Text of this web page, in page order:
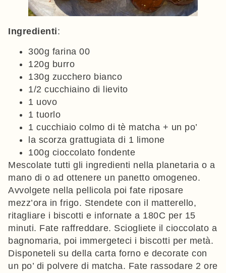
Ingredienti:
300g farina 00
120g burro
130g zucchero bianco
1/2 cucchiaino di lievito
1 uovo
1 tuorlo
1 cucchiaio colmo di tè matcha + un po’
la scorza grattugiata di 1 limone
100g cioccolato fondente
Mescolate tutti gli ingredienti nella planetaria o a
mano di o ad ottenere un panetto omogeneo.
Avvolgete nella pellicola poi fate riposare
mezz’ora in frigo. Stendete con il matterello,
ritagliare i biscotti e infornate a 180C per 15
minuti. Fate raffreddare. Sciogliete il cioccolato a
bagnomaria, poi immergeteci i biscotti per metà.
Disponeteli su della carta forno e decorate con
un po’ di polvere di matcha. Fate rassodare 2 ore